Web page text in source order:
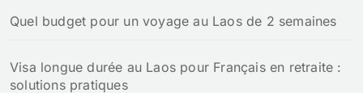
Quel budget pour un voyage au Laos de 2 semaines
Visa longue durée au Laos pour Français en retraite :
solutions pratiques